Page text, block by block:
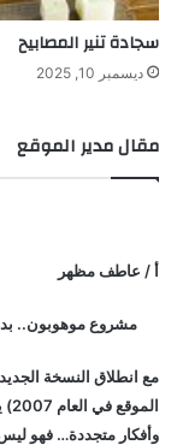
سجادة تنير المصابيح
ديسمبر 10, 2025
مقال مدير الموقع
أ / عاطف مظهر
مشروع موهوبون..
مع انطلاق النسخة
وأفكار متجددة… فهو